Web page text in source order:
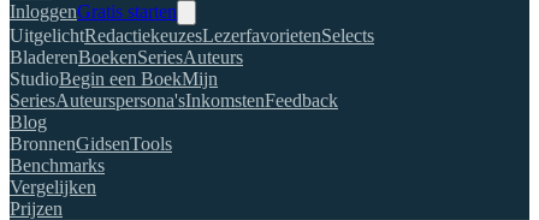
InloggenGratis starten
UitgelichtRedactiekeuzesLezerfavorietenSelects
BladerenBoekenSeriesAuteurs
StudioBegin een BoekMijn
SeriesAuteurspersona'sInkomstenFeedback
Blog
BronnenGidsenTools
Benchmarks
Vergelijken
Prijzen